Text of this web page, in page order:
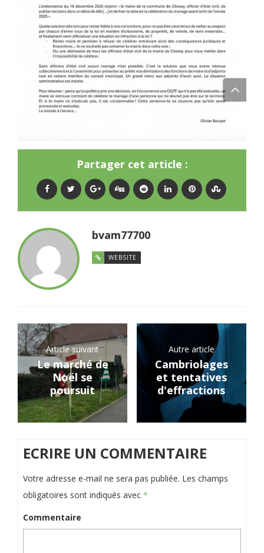
Partager cet article :
bvam77700
WEBSITE
Article suivant
Le marché de
Noël se
poursuit
Autre article
Cambriolages
et tentatives
d'effractions
ECRIRE UN COMMENTAIRE
Votre adresse e-mail ne sera pas publiée. Les champs
obligatoires sont indiqués avec *
Commentaire